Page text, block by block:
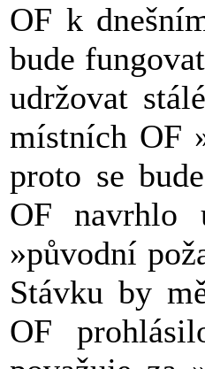
OF k
bude
udržovat
místních OF
proto se
OF navrhlo
»původní
Stávku by
OF